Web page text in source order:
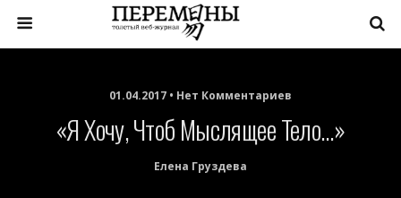
01.04.2017 • Нет Комментариев
«Я Хочу, Чтоб Мыслящее Тело…»
Елена Груздева